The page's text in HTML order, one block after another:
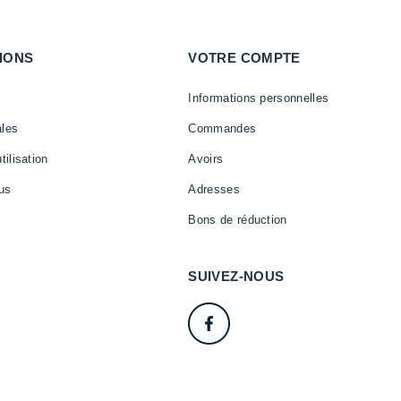
VOTRE COMPTE
Informations personnelles
Commandes
Avoirs
Adresses
Bons de réduction
SUIVEZ-NOUS